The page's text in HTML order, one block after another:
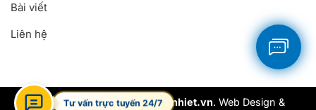
Bài viết
Liên hệ
Copyright 2026 ©Mobochiunhiet.vn. Web Design &
Tư vấn trực tuyến 24/7